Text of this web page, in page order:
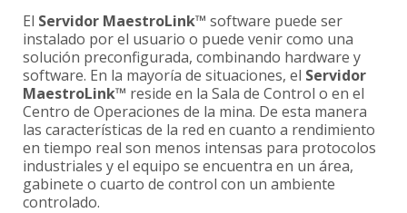
El Servidor MaestroLink™ software puede ser
instalado por el usuario o puede venir como una
solución preconfigurada, combinando hardware y
software. En la mayoría de situaciones, el Servidor
MaestroLink™ reside en la Sala de Control o en el
Centro de Operaciones de la mina. De esta manera
las características de la red en cuanto a rendimiento
en tiempo real son menos intensas para protocolos
industriales y el equipo se encuentra en un área,
gabinete o cuarto de control con un ambiente
controlado.